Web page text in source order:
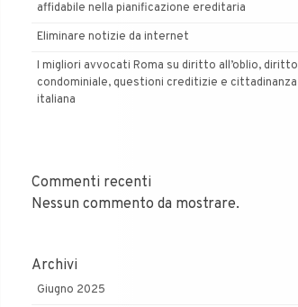
affidabile nella pianificazione ereditaria
Eliminare notizie da internet
I migliori avvocati Roma su diritto all’oblio, diritto
condominiale, questioni creditizie e cittadinanza
italiana
Commenti recenti
Nessun commento da mostrare.
Archivi
Giugno 2025